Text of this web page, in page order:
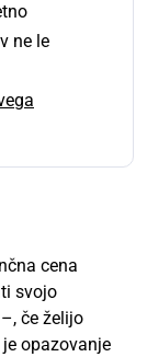
ne le
cena
svojo
če želijo
opazovanje